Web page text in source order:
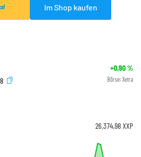
Im Shop kaufen
+0,90%
Börse: Xetra
26.374,98 XXP